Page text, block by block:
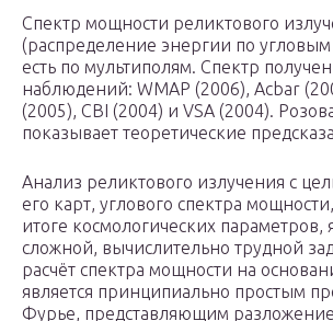
Спектр мощности реликтового
(распределение энергии по
есть по мультиполям. Спектр
наблюдений: WMAP (2006), Acbar
(2005), CBI (2004) и VSA (2004).
показывает теоретические
Анализ реликтового излучения с
его карт, углового спектра
итоге космологических параметров,
сложной, вычислительно трудной
расчёт спектра мощности на
является принципиально простым
Фурье, представляющим